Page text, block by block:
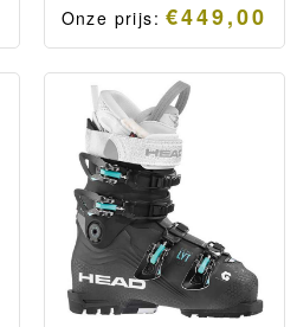
Onze prijs:€449,00